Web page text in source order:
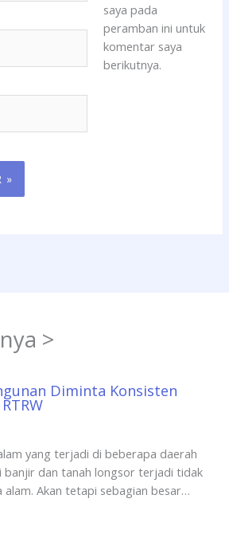
saya pada
peramban ini untuk
komentar saya
berikutnya.
>
Diminta Konsisten
yang terjadi di beberapa daerah
banjir dan tanah longsor terjadi tidak
alam. Akan tetapi sebagian besar…